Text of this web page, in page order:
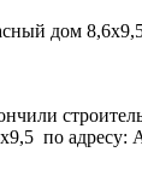
дом
по адресу: